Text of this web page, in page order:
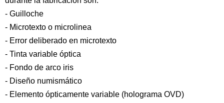
- Guilloche
- Microtexto o microlinea
- Error deliberado en microtexto
- Tinta variable óptica
- Fondo de arco iris
- Diseño numismático
- Elemento ópticamente variable (holograma OVD)